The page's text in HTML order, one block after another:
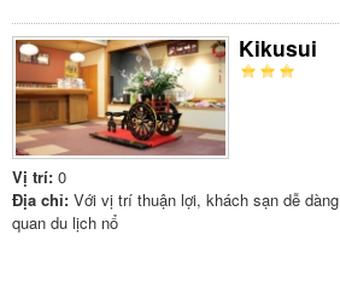
Kikusui
Vị trí: 0
Địa chỉ: Với vị trí thuận lợi, khách sạn dễ
quan du lịch nổ